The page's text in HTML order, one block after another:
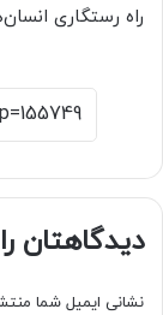
راه رستگاری
دیدگاهتان
نشانی ایمیل شما